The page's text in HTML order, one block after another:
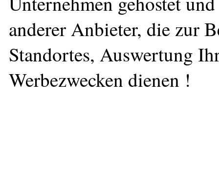
anderer Anbieter, die zur
Standortes, Auswertung
Werbezwecken dienen !